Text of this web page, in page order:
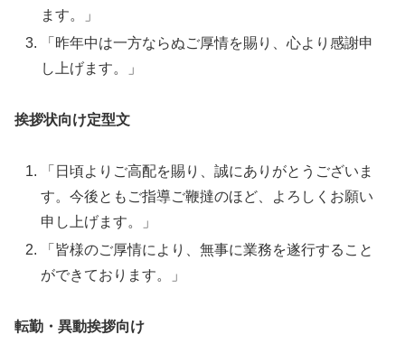
ます。」
「昨年中は一方ならぬご厚情を賜り、心より感謝申
し上げます。」
挨拶状向け定型文
「日頃よりご高配を賜り、誠にありがとうございま
す。今後ともご指導ご鞭撻のほど、よろしくお願い
申し上げます。」
「皆様のご厚情により、無事に業務を遂行すること
ができております。」
転勤・異動挨拶向け